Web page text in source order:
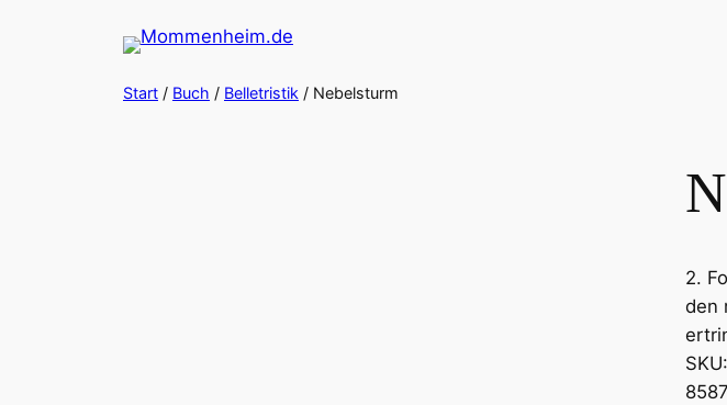
Start / Buch / Belletristik / Nebelsturm
2.
den
SKU: